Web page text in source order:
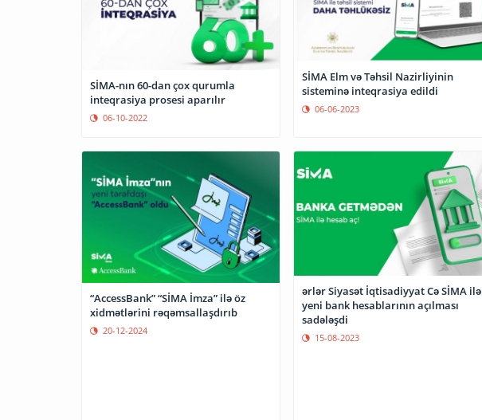
SİMA-nın 60-dan çox qurumla
inteqrasiya prosesi aparılır
06-10-2022
SİMA Elm və Təhsil Nazirliyinin
sisteminə inteqrasiya edildi
06-06-2023
“AccessBank” “SİMA İmza” ilə öz
xidmətlərini rəqəmsallaşdırıb
20-12-2024
ərlər Siyasət İqtisadiyyat Cə SİMA ilə
yeni bank hesablarının açılması
sadələşdi
15-08-2023